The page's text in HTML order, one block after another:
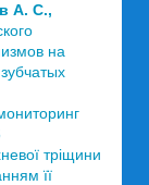
А. С.,
на
тріщини
її